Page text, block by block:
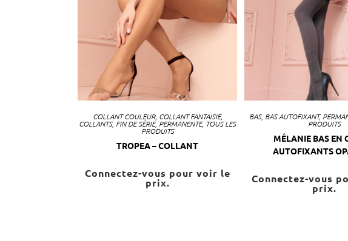
COLLANT COULEUR, COLLANT FANTAISIE,
COLLANTS, FIN DE SÉRIE, PERMANENTE, TOUS LES
PRODUITS
TROPEA – COLLANT
Connectez-vous pour voir le
prix.
BAS, BAS AUTOFIXANT,
PRODUITS
MÉLANIE BAS EN
AUTOFIXANTS
Connectez-vous
prix.